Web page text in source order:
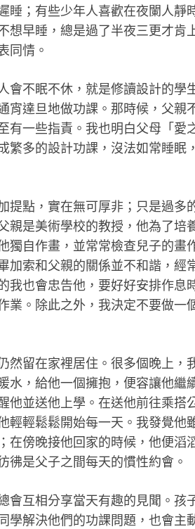
睡；有些少年人喜歡在夜闌人靜
想早睡，總是過了半夜三更才肯
同情。
會不眠不休，就是修讀設計的學
宵達旦地做功課。那時候，父親
有一些指責。我也明白父母「愛
繁多的設計功課，沒法如常睡眠
提點，實在無可厚非；只是過多
親是美術學校的教授，他為了培
獨自作畫，並常常檢查兒子的畫
加索和父親的關係並不和諧，經
我也會忠告他，要好好安排作息
業。除此之外，我決定不要做一
然留在家裡居住。很多個晚上，
水，給他一個擁抱，便容讓他繼
他並送他上學。在送他前往乘搭
輕輕鬆鬆開始每一天。我發覺他
在傍晚接他回家的時候，他便滔
彿是父子之間每天的慣性約會。
會互相分享當天有趣的見聞。孩
學解決他們的功課問題，也會主